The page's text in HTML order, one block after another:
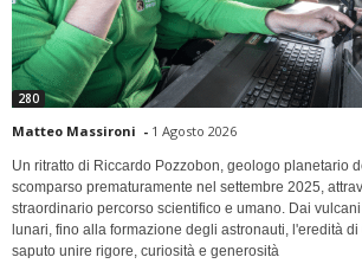
280
Matteo Massironi - 1 Agosto 2026
Un ritratto di Riccardo Pozzobon, geologo planetario
scomparso prematuramente nel settembre 2025,
straordinario percorso scientifico e umano. Dai
lunari, fino alla formazione degli astronauti, l'eredità
saputo unire rigore, curiosità e generosità